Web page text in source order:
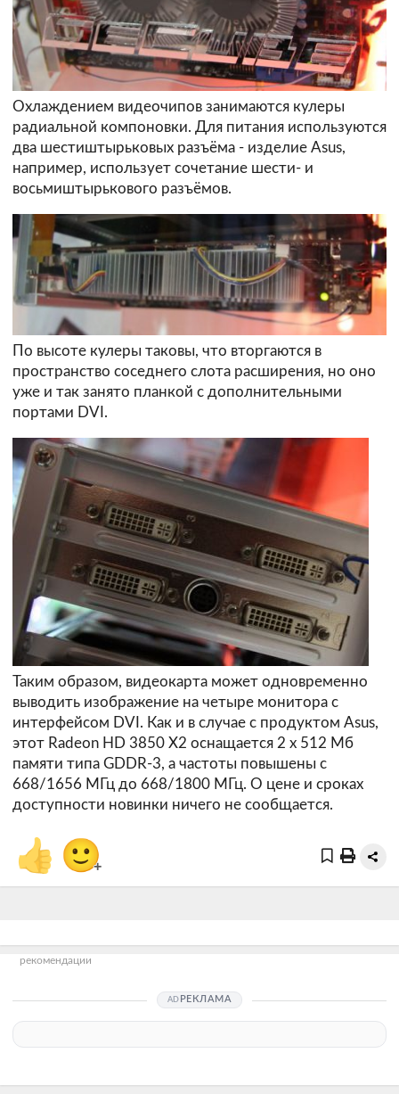
Охлаждением видеочипов занимаются кулеры
радиальной компоновки. Для питания используются
два шестиштырьковых разъёма - изделие Asus,
например, использует сочетание шести- и
восьмиштырькового разъёмов.
По высоте кулеры таковы, что вторгаются в
пространство соседнего слота расширения, но оно
уже и так занято планкой с дополнительными
портами DVI.
Таким образом, видеокарта может одновременно
выводить изображение на четыре монитора с
интерфейсом DVI. Как и в случае с продуктом Asus,
этот Radeon HD 3850 X2 оснащается 2 х 512 Мб
памяти типа GDDR-3, а частоты повышены с
668/1656 МГц до 668/1800 МГц. О цене и сроках
доступности новинки ничего не сообщается.
👍 🙂+
рекомендации
РЕКЛАМА